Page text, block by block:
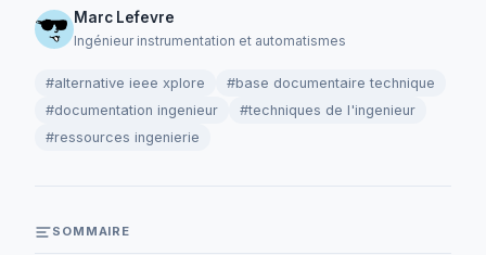
Marc Lefevre
Ingénieur instrumentation et automatismes
#alternative ieee xplore
#base documentaire technique
#documentation ingenieur
#techniques de l'ingenieur
#ressources ingenierie
SOMMAIRE